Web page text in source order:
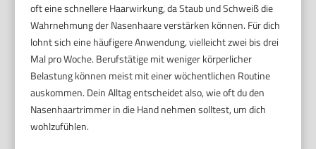
oft eine schnellere Haarwirkung, da Staub und Schweiß die
Wahrnehmung der Nasenhaare verstärken können. Für dich
lohnt sich eine häufigere Anwendung, vielleicht zwei bis drei
Mal pro Woche. Berufstätige mit weniger körperlicher
Belastung können meist mit einer wöchentlichen Routine
auskommen. Dein Alltag entscheidet also, wie oft du den
Nasenhaartrimmer in die Hand nehmen solltest, um dich
wohlzufühlen.